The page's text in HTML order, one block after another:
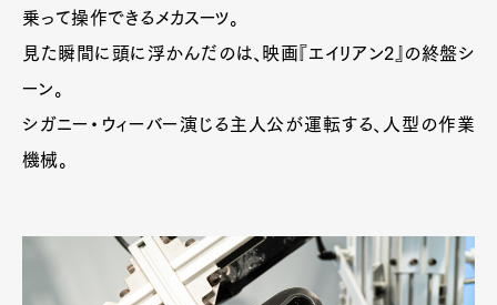
乗って操作できるメカスーツ。
見た瞬間に頭に浮かんだのは、映画『エイリアン2』の終盤シ
ーン。
シガニー・ウィーバー演じる主人公が運転する、人型の作業
機械。